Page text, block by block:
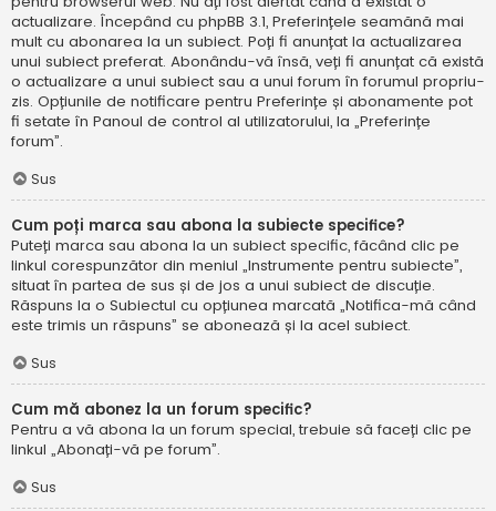
actualizare. Începând cu phpBB 3.1, Preferințele seamănă mai
mult cu abonarea la un subiect. Poți fi anunțat la actualizarea
unui subiect preferat. Abonându-vă însă, veți fi anunțat că există
o actualizare a unui subiect sau a unui forum în forumul propriu-
zis. Opțiunile de notificare pentru Preferințe și abonamente pot
fi setate în Panoul de control al utilizatorului, la „Preferințe
forum”.
Sus
Cum poți marca sau abona la subiecte specifice?
Puteți marca sau abona la un subiect specific, făcând clic pe
linkul corespunzător din meniul „Instrumente pentru subiecte”,
situat în partea de sus și de jos a unui subiect de discuție.
Răspuns la o Subiectul cu opțiunea marcată „Notifica-mă când
este trimis un răspuns” se abonează și la acel subiect.
Sus
Cum mă abonez la un forum specific?
Pentru a vă abona la un forum special, trebuie să faceți clic pe
linkul „Abonați-vă pe forum”.
Sus